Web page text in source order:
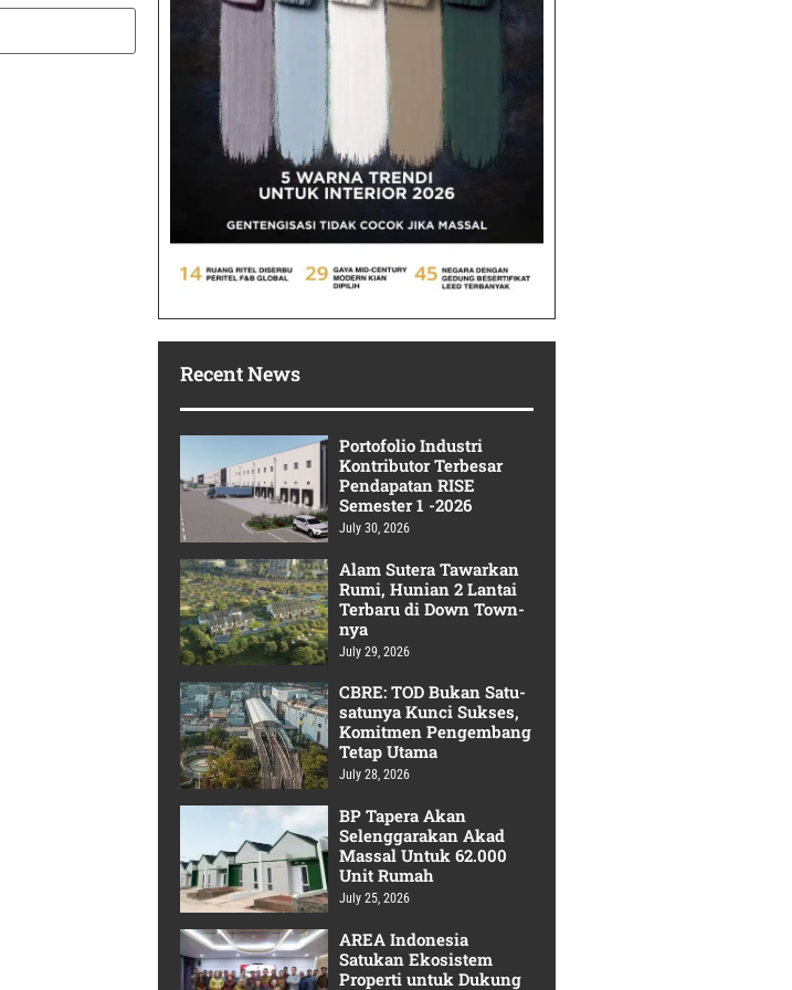
Recent News
Portofolio Industri
Kontributor Terbesar
Pendapatan RISE
Semester 1 -2026
July 30, 2026
Alam Sutera Tawarkan
Rumi, Hunian 2 Lantai
Terbaru di Down Town-
nya
July 29, 2026
CBRE: TOD Bukan Satu-
satunya Kunci Sukses,
Komitmen Pengembang
Tetap Utama
July 28, 2026
BP Tapera Akan
Selenggarakan Akad
Massal Untuk 62.000
Unit Rumah
July 25, 2026
AREA Indonesia
Satukan Ekosistem
Properti untuk Dukung